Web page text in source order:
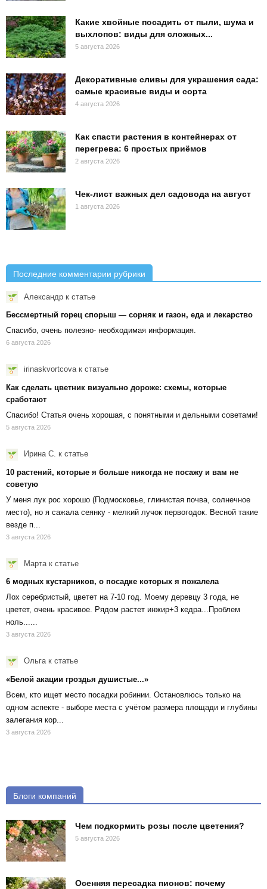
Какие хвойные посадить от пыли, шума и
выхлопов: виды для сложных...
5 августа 2026
Декоративные сливы для украшения сада:
самые красивые виды и сорта
4 августа 2026
Как спасти растения в контейнерах от
перегрева: 6 простых приёмов
2 августа 2026
Чек-лист важных дел садовода на август
1 августа 2026
Последние комментарии рубрики
Александр к статье
Бессмертный горец спорыш — сорняк и газон, еда и лекарство
Спасибо, очень полезно- необходимая информация.
6 августа 2026
irinaskvortcovaк статье
Как сделать цветник визуально дороже: схемы, которые
сработают
Спасибо! Статья очень хорошая, с понятными и дельными советами!
5 августа 2026
Ирина С. к статье
10 растений, которые я больше никогда не посажу и вам не
советую
У меня лук рос хорошо (Подмосковье, глинистая почва, солнечное
место), но я сажала сеянку - мелкий лучок первогодок. Весной такие
везде п...
3 августа 2026
Марта к статье
6 модных кустарников, о посадке которых я пожалела
Лох серебристый, цветет на 7-10 год. Моему деревцу 3 года, не
цветет, очень красивое. Рядом растет инжир+3 кедра...Проблем
ноль......
3 августа 2026
Ольгак статье
«Белой акации гроздья душистые...»
Всем, кто ищет место посадки робинии. Остановлюсь только на
одном аспекте - выборе места с учётом размера площади и глубины
залегания кор...
3 августа 2026
Блоги компаний
Чем подкормить розы после цветения?
5 августа 2026
Осенняя пересадка пионов: почему